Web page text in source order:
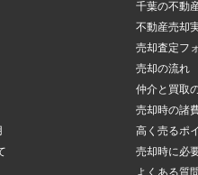
千葉の不動
不動産売却
売却査定フ
売却の流れ
仲介と買取
売却時の諸
高く売るポ
売却時に必
よくある質